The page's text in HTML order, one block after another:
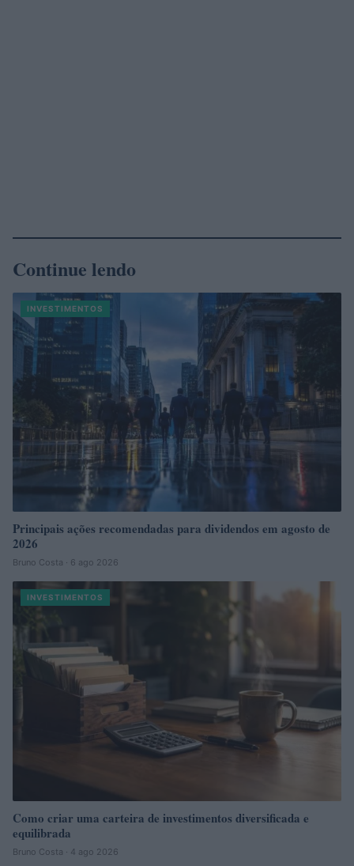
Continue lendo
INVESTIMENTOS
Principais ações recomendadas para dividendos em agosto de
2026
Bruno Costa · 6 ago 2026
INVESTIMENTOS
Como criar uma carteira de investimentos diversificada e
equilibrada
Bruno Costa · 4 ago 2026